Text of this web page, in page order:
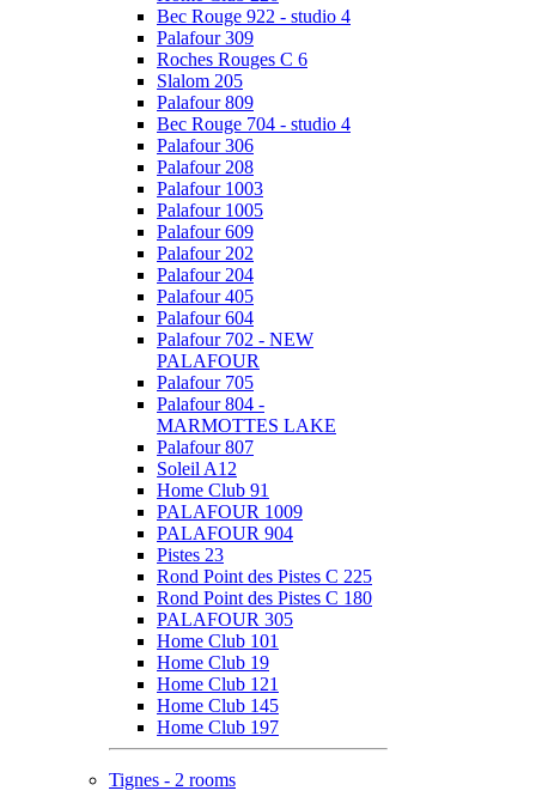
Bec Rouge 922 - studio 4
Palafour 309
Roches Rouges C 6
Slalom 205
Palafour 809
Bec Rouge 704 - studio 4
Palafour 306
Palafour 208
Palafour 1003
Palafour 1005
Palafour 609
Palafour 202
Palafour 204
Palafour 405
Palafour 604
Palafour 702 - NEW
PALAFOUR
Palafour 705
Palafour 804 -
MARMOTTES LAKE
Palafour 807
Soleil A12
Home Club 91
PALAFOUR 1009
PALAFOUR 904
Pistes 23
Rond Point des Pistes C 225
Rond Point des Pistes C 180
PALAFOUR 305
Home Club 101
Home Club 19
Home Club 121
Home Club 145
Home Club 197
Tignes - 2 rooms